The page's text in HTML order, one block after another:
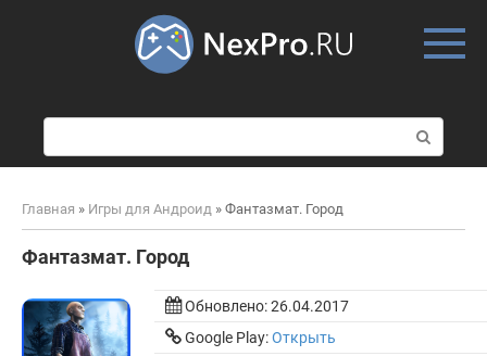
о
и
к
Главная » Игры для Андроид » Фантазмат. Город
Фантазмат. Город
Обновлено:26.04.2017
Google Play:Открыть